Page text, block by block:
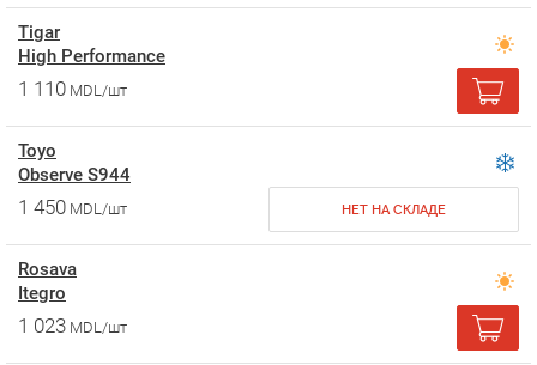
Tigar
High Performance
1 110 MDL/шт
Toyo
Observe S944
1 450 MDL/шт НЕТ НА СКЛАДЕ
Rosava
Itegro
1 023 MDL/шт